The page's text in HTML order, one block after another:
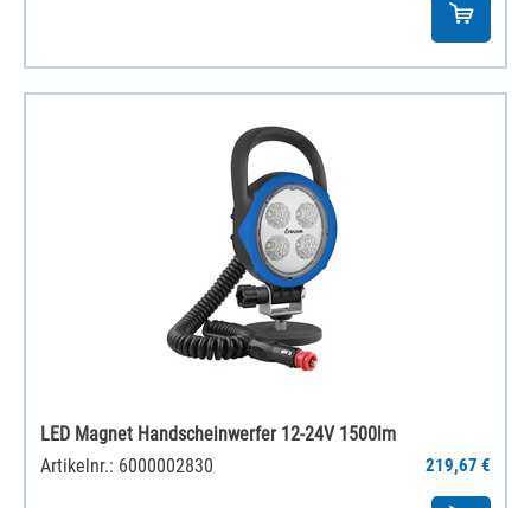
LED Magnet Handscheinwerfer 12-24V 1500lm
Artikelnr.: 6000002830
219,67 €